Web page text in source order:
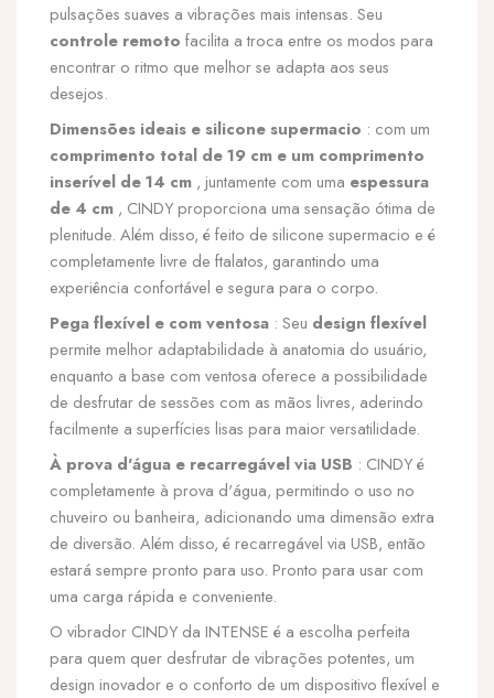
pulsações suaves a vibrações mais intensas. Seu
controle remoto facilita a troca entre os modos para
encontrar o ritmo que melhor se adapta aos seus
desejos.
Dimensões ideais e silicone supermacio : com um
comprimento total de 19 cm e um comprimento
inserível de 14 cm , juntamente com uma espessura
de 4 cm , CINDY proporciona uma sensação ótima de
plenitude. Além disso, é feito de silicone supermacio e é
completamente livre de ftalatos, garantindo uma
experiência confortável e segura para o corpo.
Pega flexível e com ventosa : Seu design flexível
permite melhor adaptabilidade à anatomia do usuário,
enquanto a base com ventosa oferece a possibilidade
de desfrutar de sessões com as mãos livres, aderindo
facilmente a superfícies lisas para maior versatilidade.
À prova d'água e recarregável via USB : CINDY é
completamente à prova d'água, permitindo o uso no
chuveiro ou banheira, adicionando uma dimensão extra
de diversão. Além disso, é recarregável via USB, então
estará sempre pronto para uso. Pronto para usar com
uma carga rápida e conveniente.
O vibrador CINDY da INTENSE é a escolha perfeita
para quem quer desfrutar de vibrações potentes, um
design inovador e o conforto de um dispositivo flexível e